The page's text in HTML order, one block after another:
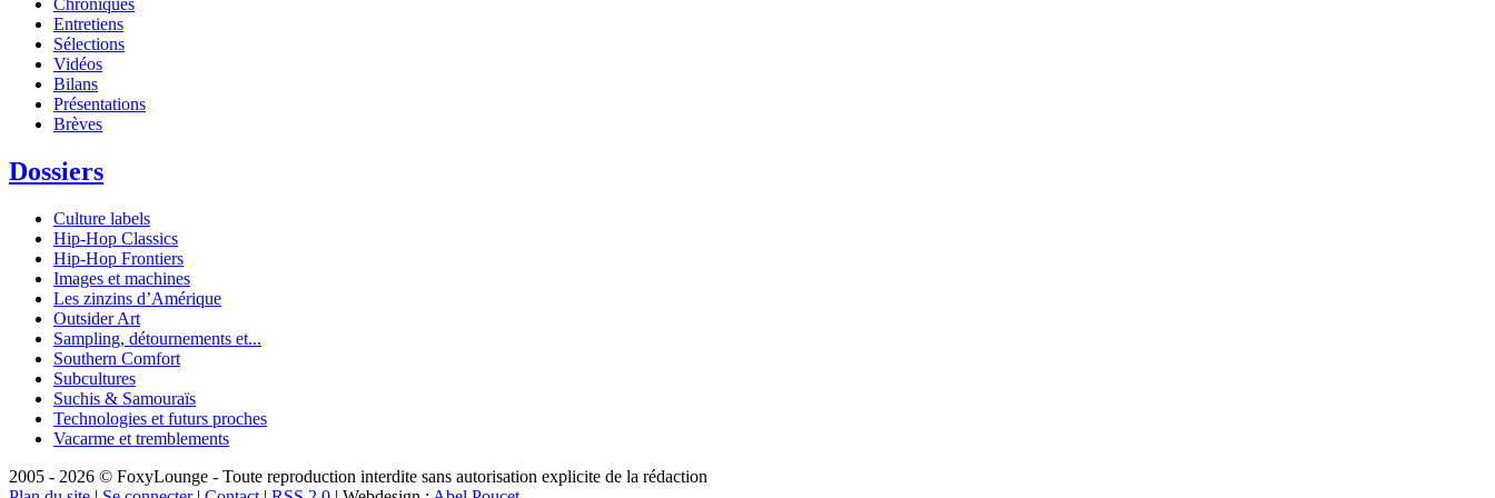
Chroniques
Entretiens
Sélections
Vidéos
Bilans
Présentations
Brèves
Dossiers
Culture labels
Hip-Hop Classics
Hip-Hop Frontiers
Images et machines
Les zinzins d’Amérique
Outsider Art
Sampling, détournements et...
Southern Comfort
Subcultures
Suchis & Samouraïs
Technologies et futurs proches
Vacarme et tremblements
2005 - 2026 © FoxyLounge - Toute reproduction interdite sans autorisation explicite de la rédaction